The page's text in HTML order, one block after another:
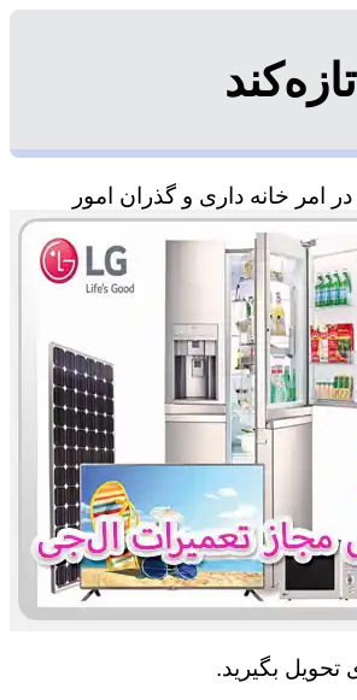
امر خانه داری و گذران امور
بگیرید.